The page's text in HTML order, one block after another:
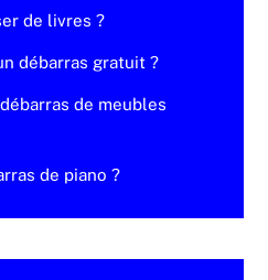
de livres ?
débarras gratuit ?
de meubles
de piano ?